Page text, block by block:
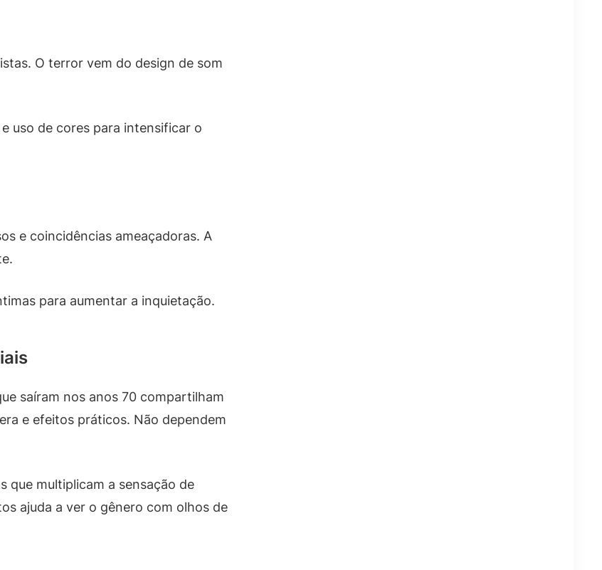
O terror vem do design de som
uso de cores para intensificar o
e coincidências ameaçadoras. A
para aumentar a inquietação.
saíram nos anos 70 compartilham
e efeitos práticos. Não dependem
que multiplicam a sensação de
ajuda a ver o gênero com olhos de